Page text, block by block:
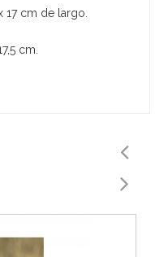
17 cm de largo.
cm.